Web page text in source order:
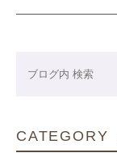
CATEGORY